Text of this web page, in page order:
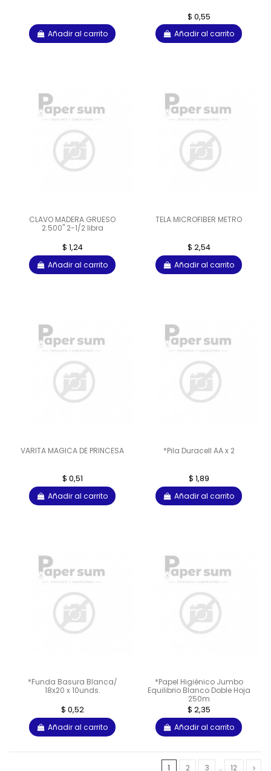
Añadir al carrito
$ 0,55
Añadir al carrito
CLAVO MADERA GRUESO
2.500" 2-1/2 libra
$ 1,24
Añadir al carrito
TELA MICROFIBER METRO
$ 2,54
Añadir al carrito
VARITA MAGICA DE PRINCESA
$ 0,51
Añadir al carrito
*Pila Duracell AA x 2
$ 1,89
Añadir al carrito
*Funda Basura Blanca/
18x20 x 10unds.
$ 0,52
Añadir al carrito
*Papel Higiénico Jumbo
Equilibrio Blanco Doble Hoja
250m
$ 2,35
Añadir al carrito
1 2 3 … 12